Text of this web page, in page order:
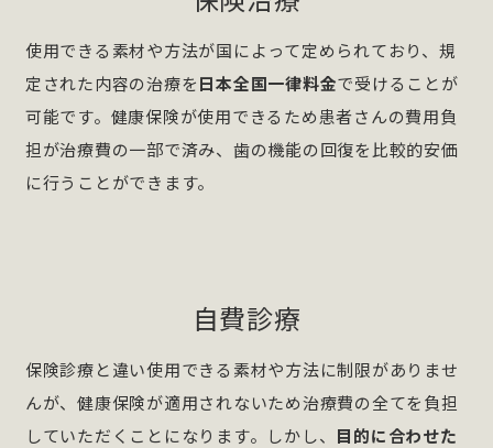
使用できる素材や方法が国によって定められており、規
定された内容の治療を日本全国一律料金で受けることが
可能です。健康保険が使用できるため患者さんの費用負
担が治療費の一部で済み、歯の機能の回復を比較的安価
に行うことができます。
自費診療
保険診療と違い使用できる素材や方法に制限がありませ
んが、健康保険が適用されないため治療費の全てを負担
していただくことになります。しかし、 目的に合わせた